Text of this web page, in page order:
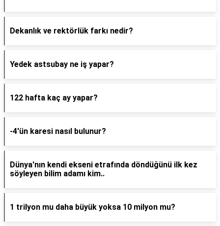
Dekanlık ve rektörlük farkı nedir?
Yedek astsubay ne iş yapar?
122 hafta kaç ay yapar?
-4'ün karesi nasıl bulunur?
Dünya'nın kendi ekseni etrafında döndüğünü ilk kez
söyleyen bilim adamı kim..
1 trilyon mu daha büyük yoksa 10 milyon mu?